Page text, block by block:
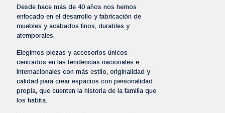
Desde hace más de 40 años nos hemos
enfocado en el desarrollo y fabricación de
muebles y acabados finos, durables y
atemporales.
Elegimos piezas y accesorios únicos
centrados en las tendencias nacionales e
internacionales con más estilo, originalidad y
calidad para crear espacios con personalidad
propia, que cuenten la historia de la familia que
los habita.